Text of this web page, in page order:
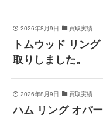
2026年8月9日 買取実績
トムウッド リン
取りしました。
2026年8月9日 買取実績
ハム リング オパ